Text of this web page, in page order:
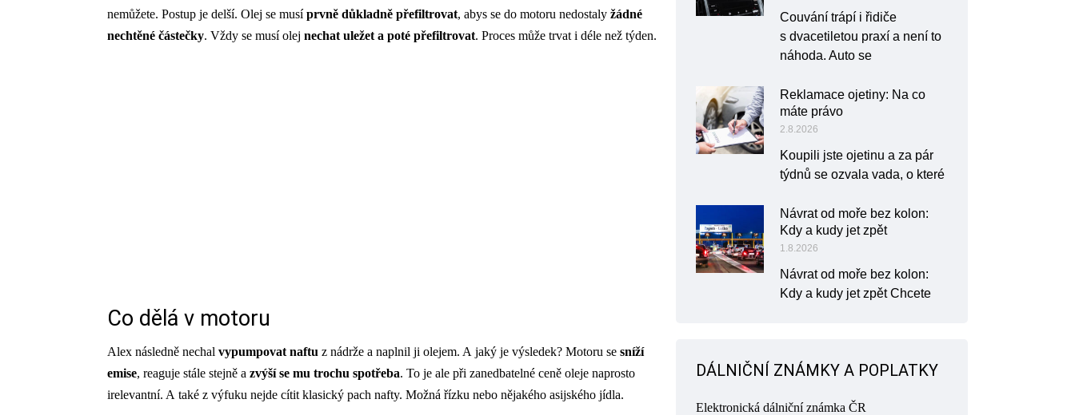
nemůžete. Postup je delší. Olej se musíprvně důkladně přefiltrovat, abys se do motoru nedostaly žádné
nechtěné částečky. Vždy se musí olej nechat uležet a poté přefiltrovat. Proces může trvat i déle než týden.
Co dělá v motoru
Alex následně nechal vypumpovat naftu z nádrže a naplnil ji olejem. A jaký je výsledek? Motoru se sníží
emise, reaguje stále stejně a zvýší se mu trochu spotřeba. To je ale při zanedbatelné ceně oleje naprosto
irelevantní. A také z výfuku nejde cítit klasický pach nafty. Možná řízku nebo nějakého asijského jídla.
Couvání trápí i řidiče
s dvacetiletou praxí a není to
náhoda. Auto se
Reklamace ojetiny: Na co
máte právo
2.8.2026
Koupili jste ojetinu a za pár
týdnů se ozvala vada, o které
Návrat od moře bez kolon:
Kdy a kudy jet zpět
1.8.2026
Návrat od moře bez kolon:
Kdy a kudy jet zpět Chcete
DÁLNIČNÍ ZNÁMKY A POPLATKY
Elektronická dálniční známka ČR